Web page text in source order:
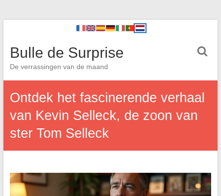
Bulle de Surprise
De verrassingen van de maand
Ontdek het fascinerende verhaal
van Kevin Selleck, de zoon van
ster Tom Selleck